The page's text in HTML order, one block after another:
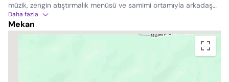
müzik, zengin atıştırmalık menüsü ve samimi ortamıyla arkadaş
buluşmaları ve özel kutlamalar için ideal bir mekandır.
Daha fazla
Mekan